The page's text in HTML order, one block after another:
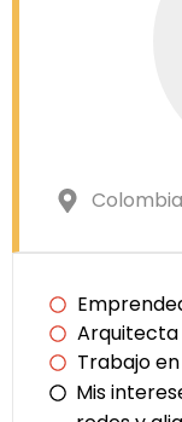
Colombia
Arquitecta
Trabajo
Mis